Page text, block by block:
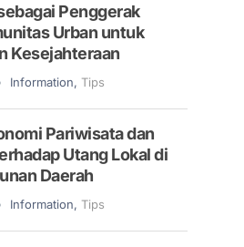
Penggerak
Urban untuk
Kesejahteraan
Information, Tips
Pariwisata dan
Utang Lokal di
Daerah
Information, Tips